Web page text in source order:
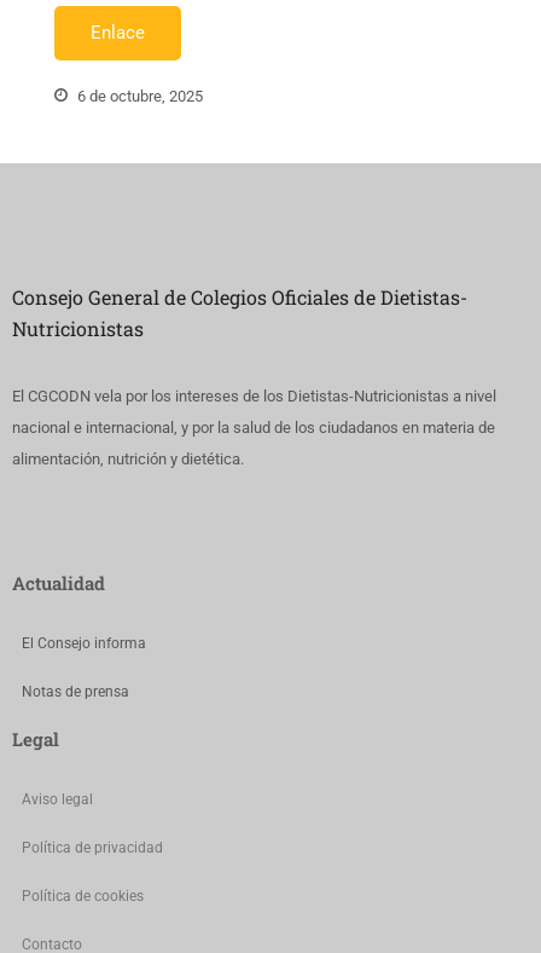
Enlace
6 de octubre, 2025
Consejo General de Colegios Oficiales de Dietistas-
Nutricionistas
El CGCODN vela por los intereses de los Dietistas-Nutricionistas a nivel
nacional e internacional, y por la salud de los ciudadanos en materia de
alimentación, nutrición y dietética.
Actualidad
El Consejo informa
Notas de prensa
Legal
Aviso legal
Política de privacidad
Política de cookies
Contacto